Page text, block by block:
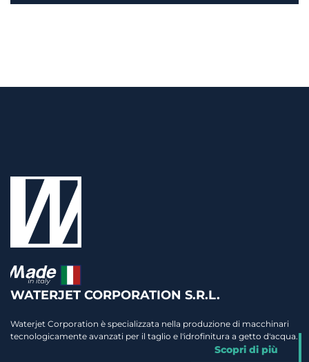
WATERJET CORPORATION S.R.L.
Waterjet Corporation è specializzata nella produzione di macchinari
tecnologicamente avanzati per il taglio e l'idrofinitura a getto d'acqua.
Scopri di più